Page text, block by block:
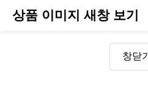
상품 이미지 새창 보기
창닫기